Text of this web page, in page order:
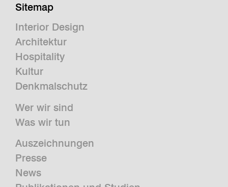
Sitemap
Interior Design
Architektur
Hospitality
Kultur
Denkmalschutz
Wer wir sind
Was wir tun
Auszeichnungen
Presse
News